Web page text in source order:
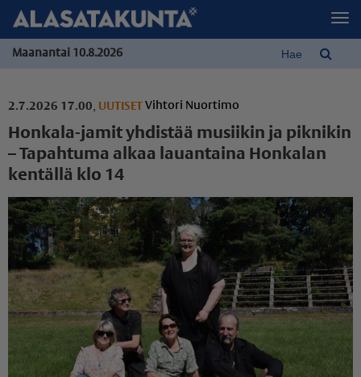
Maanantai 10.8.2026
2.7.2026 17.00, UUTISET Vihtori Nuortimo
Honkala-jamit yhdistää musiikin ja piknikin
– Tapahtuma alkaa lauantaina Honkalan
kentällä klo 14